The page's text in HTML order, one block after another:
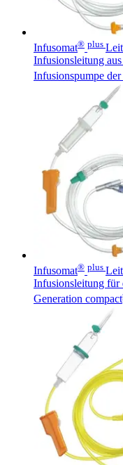
Infusomat® plus
Infusionsleitung
Infusionspumpe
Infusomat® plus
Infusionsleitung für
Generation compact